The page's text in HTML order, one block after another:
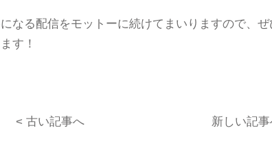
なる配信をモットーに続けてまいりますので、
す！
< 古い記事へ 新しい記